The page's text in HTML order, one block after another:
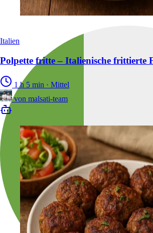
Italien
Polpette fritte – Italienische frittierte
1 h 5 min · Mittel
von malsati-team